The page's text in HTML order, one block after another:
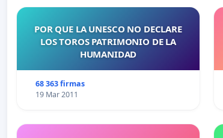
POR QUE LA UNESCO NO DECLARE
LOS TOROS PATRIMONIO DE LA
HUMANIDAD
68 363 firmas
19 Mar 2011